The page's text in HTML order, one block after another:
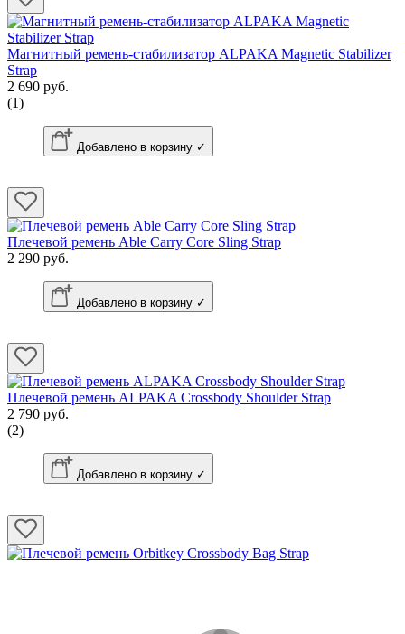
Магнитный ремень-стабилизатор ALPAKA Magnetic Stabilizer
Strap
2 690 руб.
(1)
Добавлено в корзину ✓
Плечевой ремень Able Carry Core Sling Strap
2 290 руб.
Добавлено в корзину ✓
Плечевой ремень ALPAKA Crossbody Shoulder Strap
2 790 руб.
(2)
Добавлено в корзину ✓